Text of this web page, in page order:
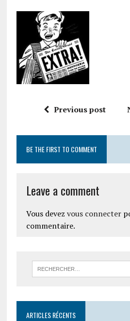
Previous post
BE THE FIRST TO COMMENT
Leave a comment
Vous devez vous connecter
commentaire.
ARTICLES RÉCENTS